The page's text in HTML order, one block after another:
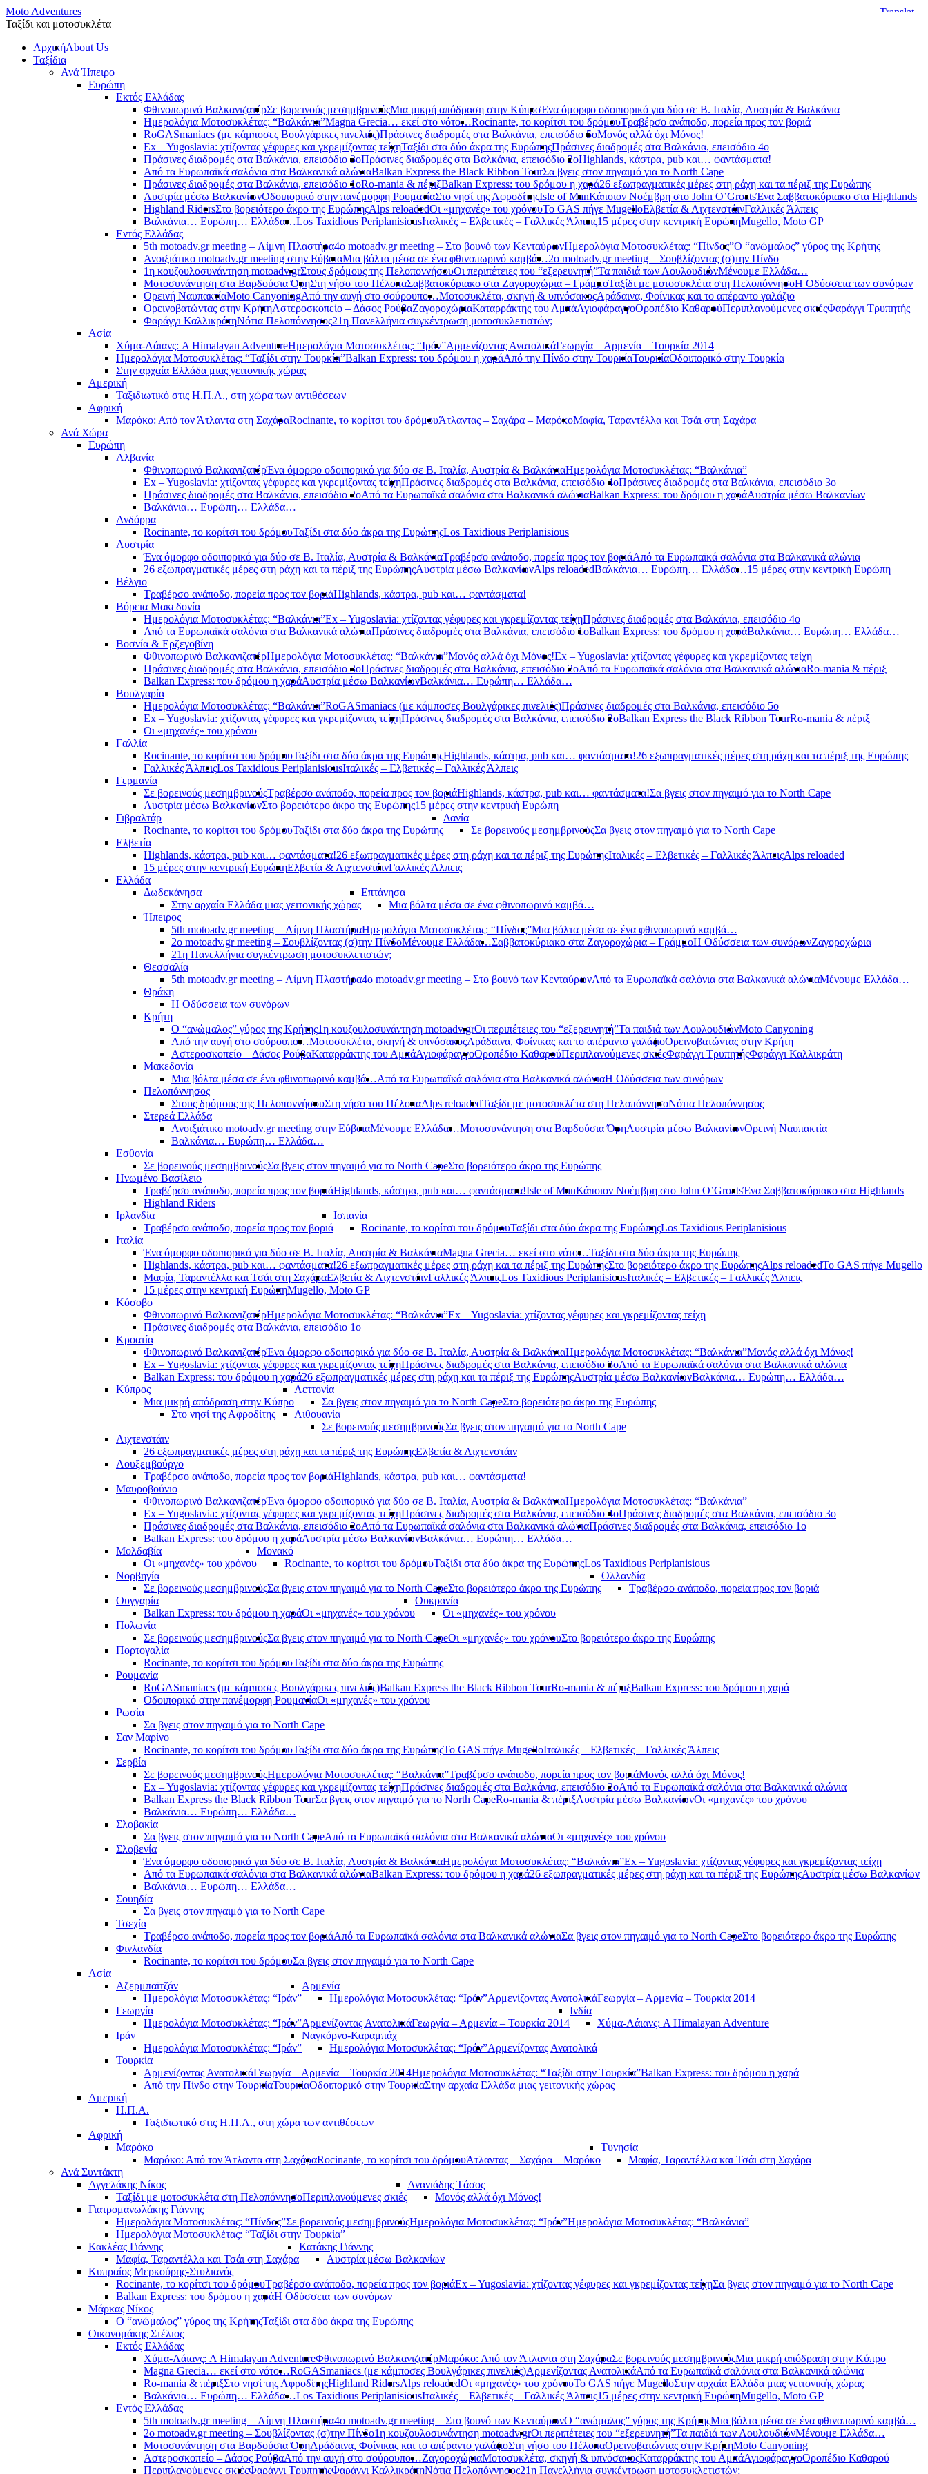
Moto Adventures
Ταξίδι και μοτοσυκλέτα
ΑρχικήAbout Us
Ταξίδια
Ανά Ήπειρο
Ευρώπη
Εκτός Ελλάδας
Φθινοπωρινό ΒαλκανιζατέρΣε βορεινούς μεσημβρινούςΜια μικρή απόδραση στην ΚύπροΈνα όμορφο οδοιπορικό για δύο σε Β. Ιταλία, Αυστρία & Βαλκάνια
Ημερολόγια Μοτοσυκλέτας: “Βαλκάνια”Magna Grecia… εκεί στο νότο…Rocinante, το κορίτσι του δρόμουΤραβέρσο ανάποδο, πορεία προς τον βοριά
RoGASmaniacs (με κάμποσες Βουλγάρικες πινελιές)Πράσινες διαδρομές στα Βαλκάνια, επεισόδιο 5οΜονός αλλά όχι Μόνος!
Ex – Yugoslavia: χτίζοντας γέφυρες και γκρεμίζοντας τείχηΤαξίδι στα δύο άκρα της ΕυρώπηςΠράσινες διαδρομές στα Βαλκάνια, επεισόδιο 4ο
Πράσινες διαδρομές στα Βαλκάνια, επεισόδιο 3οΠράσινες διαδρομές στα Βαλκάνια, επεισόδιο 2οHighlands, κάστρα, pub και… φαντάσματα!
Από τα Ευρωπαϊκά σαλόνια στα Βαλκανικά αλώνιαBalkan Express the Black Ribbon TourΣα βγεις στον πηγαιμό για το North Cape
Πράσινες διαδρομές στα Βαλκάνια, επεισόδιο 1οRo-mania & πέριξBalkan Express: του δρόμου η χαρά26 εξωπραγματικές μέρες στη ράχη και τα πέριξ της Ευρώπης
Αυστρία μέσω ΒαλκανίωνΟδοιπορικό στην πανέμορφη ΡουμανίαΣτο νησί της ΑφροδίτηςIsle of ManΚάποιον Νοέμβρη στο John O’GroatsΈνα Σαββατοκύριακο στα Highlands
Highland RidersΣτο βορειότερο άκρο της ΕυρώπηςAlps reloadedΟι «μηχανές» του χρόνουΤο GAS πήγε MugelloΕλβετία & ΛιχτενστάινΓαλλικές Άλπεις
Βαλκάνια… Ευρώπη… Ελλάδα…Los Taxidious PeriplanisiousΙταλικές – Ελβετικές – Γαλλικές Άλπεις15 μέρες στην κεντρική ΕυρώπηMugello, Moto GP
Εντός Ελλάδας
5th motoadv.gr meeting – Λίμνη Πλαστήρα4ο motoadv.gr meeting – Στο βουνό των ΚενταύρωνΗμερολόγια Μοτοσυκλέτας: “Πίνδος”Ο “ανώμαλος” γύρος της Κρήτης
Ανοιξιάτικο motoadv.gr meeting στην ΕύβοιαΜια βόλτα μέσα σε ένα φθινοπωρινό καμβά…2ο motoadv.gr meeting – Σουβλίζοντας (σ)την Πίνδο
1η κουζουλοσυνάντηση motoadv.grΣτους δρόμους της ΠελοποννήσουΟι περιπέτειες του “εξερευνητή”Τα παιδιά των ΛουλουδιώνΜένουμε Ελλάδα…
Μοτοσυνάντηση στα Βαρδούσια ΌρηΣτη νήσο του ΠέλοπαΣαββατοκύριακο στα Ζαγοροχώρια – ΓράμμοΤαξίδι με μοτοσυκλέτα στη ΠελοπόννησοΗ Οδύσσεια των συνόρων
Ορεινή ΝαυπακτίαMoto CanyoningΑπό την αυγή στο σούρουπο…Μοτοσυκλέτα, σκηνή & υπνόσακοςΑράδαινα, Φοίνικας και το απέραντο γαλάζιο
Ορεινοβατώντας στην ΚρήτηΑστεροσκοπείο – Δάσος ΡούβαΖαγοροχώριαΚαταρράκτης του ΑμπάΑγιοφάραγγοΟροπέδιο ΚαθαρούΠεριπλανούμενες σκιέςΦαράγγι Τρυπητής
Φαράγγι ΚαλλικράτηΝότια Πελοπόννησος21η Πανελλήνια συγκέντρωση μοτοσυκλετιστών;
Ασία
Χύμα-Λάιανς: A Himalayan AdventureΗμερολόγια Μοτοσυκλέτας: “Ιράν”Αρμενίζοντας ΑνατολικάΓεωργία – Αρμενία – Τουρκία 2014
Ημερολόγια Μοτοσυκλέτας: “Ταξίδι στην Τουρκία”Balkan Express: του δρόμου η χαράΑπό την Πίνδο στην ΤουρκίαΤουρκίαΟδοιπορικό στην Τουρκία
Στην αρχαία Ελλάδα μιας γειτονικής χώρας
Αμερική
Ταξιδιωτικό στις Η.Π.Α., στη χώρα των αντιθέσεων
Αφρική
Μαρόκο: Από τον Άτλαντα στη ΣαχάραRocinante, το κορίτσι του δρόμουΆτλαντας – Σαχάρα – ΜαρόκοΜαφία, Ταραντέλλα και Τσάι στη Σαχάρα
Ανά Χώρα
Ευρώπη
Αλβανία
Φθινοπωρινό ΒαλκανιζατέρΈνα όμορφο οδοιπορικό για δύο σε Β. Ιταλία, Αυστρία & ΒαλκάνιαΗμερολόγια Μοτοσυκλέτας: “Βαλκάνια”
Ex – Yugoslavia: χτίζοντας γέφυρες και γκρεμίζοντας τείχηΠράσινες διαδρομές στα Βαλκάνια, επεισόδιο 4οΠράσινες διαδρομές στα Βαλκάνια, επεισόδιο 3ο
Πράσινες διαδρομές στα Βαλκάνια, επεισόδιο 2οΑπό τα Ευρωπαϊκά σαλόνια στα Βαλκανικά αλώνιαBalkan Express: του δρόμου η χαράΑυστρία μέσω Βαλκανίων
Βαλκάνια… Ευρώπη… Ελλάδα…
Ανδόρρα
Rocinante, το κορίτσι του δρόμουΤαξίδι στα δύο άκρα της ΕυρώπηςLos Taxidious Periplanisious
Αυστρία
Ένα όμορφο οδοιπορικό για δύο σε Β. Ιταλία, Αυστρία & ΒαλκάνιαΤραβέρσο ανάποδο, πορεία προς τον βοριάΑπό τα Ευρωπαϊκά σαλόνια στα Βαλκανικά αλώνια
26 εξωπραγματικές μέρες στη ράχη και τα πέριξ της ΕυρώπηςΑυστρία μέσω ΒαλκανίωνAlps reloadedΒαλκάνια… Ευρώπη… Ελλάδα…15 μέρες στην κεντρική Ευρώπη
Βέλγιο
Τραβέρσο ανάποδο, πορεία προς τον βοριάHighlands, κάστρα, pub και… φαντάσματα!
Βόρεια Μακεδονία
Ημερολόγια Μοτοσυκλέτας: “Βαλκάνια”Ex – Yugoslavia: χτίζοντας γέφυρες και γκρεμίζοντας τείχηΠράσινες διαδρομές στα Βαλκάνια, επεισόδιο 4ο
Από τα Ευρωπαϊκά σαλόνια στα Βαλκανικά αλώνιαΠράσινες διαδρομές στα Βαλκάνια, επεισόδιο 1οBalkan Express: του δρόμου η χαράΒαλκάνια… Ευρώπη… Ελλάδα…
Βοσνία & Ερζεγοβίνη
Φθινοπωρινό ΒαλκανιζατέρΗμερολόγια Μοτοσυκλέτας: “Βαλκάνια”Μονός αλλά όχι Μόνος!Ex – Yugoslavia: χτίζοντας γέφυρες και γκρεμίζοντας τείχη
Πράσινες διαδρομές στα Βαλκάνια, επεισόδιο 3οΠράσινες διαδρομές στα Βαλκάνια, επεισόδιο 2οΑπό τα Ευρωπαϊκά σαλόνια στα Βαλκανικά αλώνιαRo-mania & πέριξ
Balkan Express: του δρόμου η χαράΑυστρία μέσω ΒαλκανίωνΒαλκάνια… Ευρώπη… Ελλάδα…
Βουλγαρία
Ημερολόγια Μοτοσυκλέτας: “Βαλκάνια”RoGASmaniacs (με κάμποσες Βουλγάρικες πινελιές)Πράσινες διαδρομές στα Βαλκάνια, επεισόδιο 5ο
Ex – Yugoslavia: χτίζοντας γέφυρες και γκρεμίζοντας τείχηΠράσινες διαδρομές στα Βαλκάνια, επεισόδιο 2οBalkan Express the Black Ribbon TourRo-mania & πέριξ
Οι «μηχανές» του χρόνου
Γαλλία
Rocinante, το κορίτσι του δρόμουΤαξίδι στα δύο άκρα της ΕυρώπηςHighlands, κάστρα, pub και… φαντάσματα!26 εξωπραγματικές μέρες στη ράχη και τα πέριξ της Ευρώπης
Γαλλικές ΆλπειςLos Taxidious PeriplanisiousΙταλικές – Ελβετικές – Γαλλικές Άλπεις
Γερμανία
Σε βορεινούς μεσημβρινούςΤραβέρσο ανάποδο, πορεία προς τον βοριάHighlands, κάστρα, pub και… φαντάσματα!Σα βγεις στον πηγαιμό για το North Cape
Αυστρία μέσω ΒαλκανίωνΣτο βορειότερο άκρο της Ευρώπης15 μέρες στην κεντρική Ευρώπη
Γιβραλτάρ
Rocinante, το κορίτσι του δρόμουΤαξίδι στα δύο άκρα της Ευρώπης
Δανία
Σε βορεινούς μεσημβρινούςΣα βγεις στον πηγαιμό για το North Cape
Ελβετία
Highlands, κάστρα, pub και… φαντάσματα!26 εξωπραγματικές μέρες στη ράχη και τα πέριξ της ΕυρώπηςΙταλικές – Ελβετικές – Γαλλικές ΆλπειςAlps reloaded
15 μέρες στην κεντρική ΕυρώπηΕλβετία & ΛιχτενστάινΓαλλικές Άλπεις
Ελλάδα
Δωδεκάνησα
Στην αρχαία Ελλάδα μιας γειτονικής χώρας
Επτάνησα
Μια βόλτα μέσα σε ένα φθινοπωρινό καμβά…
Ήπειρος
5th motoadv.gr meeting – Λίμνη ΠλαστήραΗμερολόγια Μοτοσυκλέτας: “Πίνδος”Μια βόλτα μέσα σε ένα φθινοπωρινό καμβά…
2ο motoadv.gr meeting – Σουβλίζοντας (σ)την ΠίνδοΜένουμε Ελλάδα…Σαββατοκύριακο στα Ζαγοροχώρια – ΓράμμοΗ Οδύσσεια των συνόρωνΖαγοροχώρια
21η Πανελλήνια συγκέντρωση μοτοσυκλετιστών;
Θεσσαλία
5th motoadv.gr meeting – Λίμνη Πλαστήρα4ο motoadv.gr meeting – Στο βουνό των ΚενταύρωνΑπό τα Ευρωπαϊκά σαλόνια στα Βαλκανικά αλώνιαΜένουμε Ελλάδα…
Θράκη
Η Οδύσσεια των συνόρων
Κρήτη
Ο “ανώμαλος” γύρος της Κρήτης1η κουζουλοσυνάντηση motoadv.grΟι περιπέτειες του “εξερευνητή”Τα παιδιά των ΛουλουδιώνMoto Canyoning
Από την αυγή στο σούρουπο…Μοτοσυκλέτα, σκηνή & υπνόσακοςΑράδαινα, Φοίνικας και το απέραντο γαλάζιοΟρεινοβατώντας στην Κρήτη
Αστεροσκοπείο – Δάσος ΡούβαΚαταρράκτης του ΑμπάΑγιοφάραγγοΟροπέδιο ΚαθαρούΠεριπλανούμενες σκιέςΦαράγγι ΤρυπητήςΦαράγγι Καλλικράτη
Μακεδονία
Μια βόλτα μέσα σε ένα φθινοπωρινό καμβά…Από τα Ευρωπαϊκά σαλόνια στα Βαλκανικά αλώνιαΗ Οδύσσεια των συνόρων
Πελοπόννησος
Στους δρόμους της ΠελοποννήσουΣτη νήσο του ΠέλοπαAlps reloadedΤαξίδι με μοτοσυκλέτα στη ΠελοπόννησοΝότια Πελοπόννησος
Στερεά Ελλάδα
Ανοιξιάτικο motoadv.gr meeting στην ΕύβοιαΜένουμε Ελλάδα…Μοτοσυνάντηση στα Βαρδούσια ΌρηΑυστρία μέσω ΒαλκανίωνΟρεινή Ναυπακτία
Βαλκάνια… Ευρώπη… Ελλάδα…
Εσθονία
Σε βορεινούς μεσημβρινούςΣα βγεις στον πηγαιμό για το North CapeΣτο βορειότερο άκρο της Ευρώπης
Ηνωμένο Βασίλειο
Τραβέρσο ανάποδο, πορεία προς τον βοριάHighlands, κάστρα, pub και… φαντάσματα!Isle of ManΚάποιον Νοέμβρη στο John O’GroatsΈνα Σαββατοκύριακο στα Highlands
Highland Riders
Ιρλανδία
Τραβέρσο ανάποδο, πορεία προς τον βοριά
Ισπανία
Rocinante, το κορίτσι του δρόμουΤαξίδι στα δύο άκρα της ΕυρώπηςLos Taxidious Periplanisious
Ιταλία
Ένα όμορφο οδοιπορικό για δύο σε Β. Ιταλία, Αυστρία & ΒαλκάνιαMagna Grecia… εκεί στο νότο…Ταξίδι στα δύο άκρα της Ευρώπης
Highlands, κάστρα, pub και… φαντάσματα!26 εξωπραγματικές μέρες στη ράχη και τα πέριξ της ΕυρώπηςΣτο βορειότερο άκρο της ΕυρώπηςAlps reloadedΤο GAS πήγε Mugello
Μαφία, Ταραντέλλα και Τσάι στη ΣαχάραΕλβετία & ΛιχτενστάινΓαλλικές ΆλπειςLos Taxidious PeriplanisiousΙταλικές – Ελβετικές – Γαλλικές Άλπεις
15 μέρες στην κεντρική ΕυρώπηMugello, Moto GP
Κόσοβο
Φθινοπωρινό ΒαλκανιζατέρΗμερολόγια Μοτοσυκλέτας: “Βαλκάνια”Ex – Yugoslavia: χτίζοντας γέφυρες και γκρεμίζοντας τείχη
Πράσινες διαδρομές στα Βαλκάνια, επεισόδιο 1ο
Κροατία
Φθινοπωρινό ΒαλκανιζατέρΈνα όμορφο οδοιπορικό για δύο σε Β. Ιταλία, Αυστρία & ΒαλκάνιαΗμερολόγια Μοτοσυκλέτας: “Βαλκάνια”Μονός αλλά όχι Μόνος!
Ex – Yugoslavia: χτίζοντας γέφυρες και γκρεμίζοντας τείχηΠράσινες διαδρομές στα Βαλκάνια, επεισόδιο 3οΑπό τα Ευρωπαϊκά σαλόνια στα Βαλκανικά αλώνια
Balkan Express: του δρόμου η χαρά26 εξωπραγματικές μέρες στη ράχη και τα πέριξ της ΕυρώπηςΑυστρία μέσω ΒαλκανίωνΒαλκάνια… Ευρώπη… Ελλάδα…
Κύπρος
Μια μικρή απόδραση στην Κύπρο
Στο νησί της Αφροδίτης
Λεττονία
Σα βγεις στον πηγαιμό για το North CapeΣτο βορειότερο άκρο της Ευρώπης
Λιθουανία
Σε βορεινούς μεσημβρινούςΣα βγεις στον πηγαιμό για το North Cape
Λιχτενστάιν
26 εξωπραγματικές μέρες στη ράχη και τα πέριξ της ΕυρώπηςΕλβετία & Λιχτενστάιν
Λουξεμβούργο
Τραβέρσο ανάποδο, πορεία προς τον βοριάHighlands, κάστρα, pub και… φαντάσματα!
Μαυροβούνιο
Φθινοπωρινό ΒαλκανιζατέρΈνα όμορφο οδοιπορικό για δύο σε Β. Ιταλία, Αυστρία & ΒαλκάνιαΗμερολόγια Μοτοσυκλέτας: “Βαλκάνια”
Ex – Yugoslavia: χτίζοντας γέφυρες και γκρεμίζοντας τείχηΠράσινες διαδρομές στα Βαλκάνια, επεισόδιο 4οΠράσινες διαδρομές στα Βαλκάνια, επεισόδιο 3ο
Πράσινες διαδρομές στα Βαλκάνια, επεισόδιο 2οΑπό τα Ευρωπαϊκά σαλόνια στα Βαλκανικά αλώνιαΠράσινες διαδρομές στα Βαλκάνια, επεισόδιο 1ο
Balkan Express: του δρόμου η χαράΑυστρία μέσω ΒαλκανίωνΒαλκάνια… Ευρώπη… Ελλάδα…
Μολδαβία
Οι «μηχανές» του χρόνου
Μονακό
Rocinante, το κορίτσι του δρόμουΤαξίδι στα δύο άκρα της ΕυρώπηςLos Taxidious Periplanisious
Νορβηγία
Σε βορεινούς μεσημβρινούςΣα βγεις στον πηγαιμό για το North CapeΣτο βορειότερο άκρο της Ευρώπης
Ολλανδία
Τραβέρσο ανάποδο, πορεία προς τον βοριά
Ουγγαρία
Balkan Express: του δρόμου η χαράΟι «μηχανές» του χρόνου
Ουκρανία
Οι «μηχανές» του χρόνου
Πολωνία
Σε βορεινούς μεσημβρινούςΣα βγεις στον πηγαιμό για το North CapeΟι «μηχανές» του χρόνουΣτο βορειότερο άκρο της Ευρώπης
Πορτογαλία
Rocinante, το κορίτσι του δρόμουΤαξίδι στα δύο άκρα της Ευρώπης
Ρουμανία
RoGASmaniacs (με κάμποσες Βουλγάρικες πινελιές)Balkan Express the Black Ribbon TourRo-mania & πέριξBalkan Express: του δρόμου η χαρά
Οδοιπορικό στην πανέμορφη ΡουμανίαΟι «μηχανές» του χρόνου
Ρωσία
Σα βγεις στον πηγαιμό για το North Cape
Σαν Μαρίνο
Rocinante, το κορίτσι του δρόμουΤαξίδι στα δύο άκρα της ΕυρώπηςΤο GAS πήγε MugelloΙταλικές – Ελβετικές – Γαλλικές Άλπεις
Σερβία
Σε βορεινούς μεσημβρινούςΗμερολόγια Μοτοσυκλέτας: “Βαλκάνια”Τραβέρσο ανάποδο, πορεία προς τον βοριάΜονός αλλά όχι Μόνος!
Ex – Yugoslavia: χτίζοντας γέφυρες και γκρεμίζοντας τείχηΠράσινες διαδρομές στα Βαλκάνια, επεισόδιο 2οΑπό τα Ευρωπαϊκά σαλόνια στα Βαλκανικά αλώνια
Balkan Express the Black Ribbon TourΣα βγεις στον πηγαιμό για το North CapeRo-mania & πέριξΑυστρία μέσω ΒαλκανίωνΟι «μηχανές» του χρόνου
Βαλκάνια… Ευρώπη… Ελλάδα…
Σλοβακία
Σα βγεις στον πηγαιμό για το North CapeΑπό τα Ευρωπαϊκά σαλόνια στα Βαλκανικά αλώνιαΟι «μηχανές» του χρόνου
Σλοβενία
Ένα όμορφο οδοιπορικό για δύο σε Β. Ιταλία, Αυστρία & ΒαλκάνιαΗμερολόγια Μοτοσυκλέτας: “Βαλκάνια”Ex – Yugoslavia: χτίζοντας γέφυρες και γκρεμίζοντας τείχη
Από τα Ευρωπαϊκά σαλόνια στα Βαλκανικά αλώνιαBalkan Express: του δρόμου η χαρά26 εξωπραγματικές μέρες στη ράχη και τα πέριξ της ΕυρώπηςΑυστρία μέσω Βαλκανίων
Βαλκάνια… Ευρώπη… Ελλάδα…
Σουηδία
Σα βγεις στον πηγαιμό για το North Cape
Τσεχία
Τραβέρσο ανάποδο, πορεία προς τον βοριάΑπό τα Ευρωπαϊκά σαλόνια στα Βαλκανικά αλώνιαΣα βγεις στον πηγαιμό για το North CapeΣτο βορειότερο άκρο της Ευρώπης
Φινλανδία
Rocinante, το κορίτσι του δρόμουΣα βγεις στον πηγαιμό για το North Cape
Ασία
Αζερμπαϊτζάν
Ημερολόγια Μοτοσυκλέτας: “Ιράν”
Αρμενία
Ημερολόγια Μοτοσυκλέτας: “Ιράν”Αρμενίζοντας ΑνατολικάΓεωργία – Αρμενία – Τουρκία 2014
Γεωργία
Ημερολόγια Μοτοσυκλέτας: “Ιράν”Αρμενίζοντας ΑνατολικάΓεωργία – Αρμενία – Τουρκία 2014
Ινδία
Χύμα-Λάιανς: A Himalayan Adventure
Ιράν
Ημερολόγια Μοτοσυκλέτας: “Ιράν”
Ναγκόρνο-Καραμπάχ
Ημερολόγια Μοτοσυκλέτας: “Ιράν”Αρμενίζοντας Ανατολικά
Τουρκία
Αρμενίζοντας ΑνατολικάΓεωργία – Αρμενία – Τουρκία 2014Ημερολόγια Μοτοσυκλέτας: “Ταξίδι στην Τουρκία”Balkan Express: του δρόμου η χαρά
Από την Πίνδο στην ΤουρκίαΤουρκίαΟδοιπορικό στην ΤουρκίαΣτην αρχαία Ελλάδα μιας γειτονικής χώρας
Αμερική
Η.Π.Α.
Ταξιδιωτικό στις Η.Π.Α., στη χώρα των αντιθέσεων
Αφρική
Μαρόκο
Μαρόκο: Από τον Άτλαντα στη ΣαχάραRocinante, το κορίτσι του δρόμουΆτλαντας – Σαχάρα – Μαρόκο
Τυνησία
Μαφία, Ταραντέλλα και Τσάι στη Σαχάρα
Ανά Συντάκτη
Αγγελάκης Νίκος
Ταξίδι με μοτοσυκλέτα στη ΠελοπόννησοΠεριπλανούμενες σκιές
Ανανιάδης Tάσος
Μονός αλλά όχι Μόνος!
Γιατρομανωλάκης Γιάννης
Ημερολόγια Μοτοσυκλέτας: “Πίνδος”Σε βορεινούς μεσημβρινούςΗμερολόγια Μοτοσυκλέτας: “Ιράν”Ημερολόγια Μοτοσυκλέτας: “Βαλκάνια”
Ημερολόγια Μοτοσυκλέτας: “Ταξίδι στην Τουρκία”
Κακλέας Γιάννης
Μαφία, Ταραντέλλα και Τσάι στη Σαχάρα
Κατάκης Γιάννης
Αυστρία μέσω Βαλκανίων
Κυπραίος Μερκούρης-Στυλιανός
Rocinante, το κορίτσι του δρόμουΤραβέρσο ανάποδο, πορεία προς τον βοριάEx – Yugoslavia: χτίζοντας γέφυρες και γκρεμίζοντας τείχηΣα βγεις στον πηγαιμό για το North Cape
Balkan Express: του δρόμου η χαράΗ Οδύσσεια των συνόρων
Μάρκας Νίκος
Ο “ανώμαλος” γύρος της ΚρήτηςΤαξίδι στα δύο άκρα της Ευρώπης
Οικονομάκης Στέλιος
Εκτός Ελλάδας
Χύμα-Λάιανς: A Himalayan AdventureΦθινοπωρινό ΒαλκανιζατέρΜαρόκο: Από τον Άτλαντα στη ΣαχάραΣε βορεινούς μεσημβρινούςΜια μικρή απόδραση στην Κύπρο
Magna Grecia… εκεί στο νότο…RoGASmaniacs (με κάμποσες Βουλγάρικες πινελιές)Αρμενίζοντας ΑνατολικάΑπό τα Ευρωπαϊκά σαλόνια στα Βαλκανικά αλώνια
Ro-mania & πέριξΣτο νησί της ΑφροδίτηςHighland RidersAlps reloadedΟι «μηχανές» του χρόνουΤο GAS πήγε MugelloΣτην αρχαία Ελλάδα μιας γειτονικής χώρας
Βαλκάνια… Ευρώπη… Ελλάδα…Los Taxidious PeriplanisiousΙταλικές – Ελβετικές – Γαλλικές Άλπεις15 μέρες στην κεντρική ΕυρώπηMugello, Moto GP
Εντός Ελλάδας
5th motoadv.gr meeting – Λίμνη Πλαστήρα4ο motoadv.gr meeting – Στο βουνό των ΚενταύρωνΟ “ανώμαλος” γύρος της ΚρήτηςΜια βόλτα μέσα σε ένα φθινοπωρινό καμβά…
2ο motoadv.gr meeting – Σουβλίζοντας (σ)την Πίνδο1η κουζουλοσυνάντηση motoadv.grΟι περιπέτειες του “εξερευνητή”Τα παιδιά των ΛουλουδιώνΜένουμε Ελλάδα…
Μοτοσυνάντηση στα Βαρδούσια ΌρηΑράδαινα, Φοίνικας και το απέραντο γαλάζιοΣτη νήσο του ΠέλοπαΟρεινοβατώντας στην ΚρήτηMoto Canyoning
Αστεροσκοπείο – Δάσος ΡούβαΑπό την αυγή στο σούρουπο…ΖαγοροχώριαΜοτοσυκλέτα, σκηνή & υπνόσακοςΚαταρράκτης του ΑμπάΑγιοφάραγγοΟροπέδιο Καθαρού
Περιπλανούμενες σκιέςΦαράγγι ΤρυπητήςΦαράγγι ΚαλλικράτηΝότια Πελοπόννησος21η Πανελλήνια συγκέντρωση μοτοσυκλετιστών;